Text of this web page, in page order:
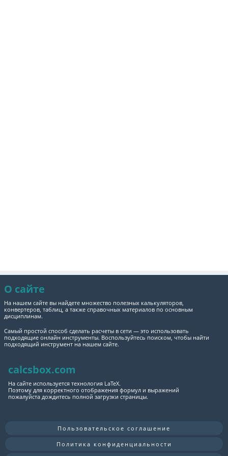
О сайте
На нашем сайте вы найдете множество полезных калькуляторов,
конвертеров, таблиц, а также справочных материалов по основным
дисциплинам.
Самый простой способ сделать расчеты в сети — это использовать
подходящие онлайн инструменты. Воспользуйтесь поиском, чтобы найти
подходящий инструмент на нашем сайте.
calcsbox.com
На сайте используется технология LaTeX.
Поэтому для корректного отображения формул и выражений
пожалуйста дождитесь полной загрузки страницы.
Пользовательское соглашение
Политика конфиденциальности